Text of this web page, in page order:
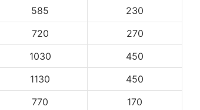
585
230
720
270
1030
450
1130
450
770
170